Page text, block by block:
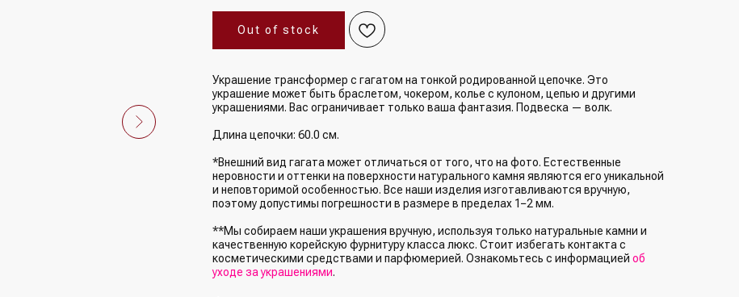
Out of stock
Украшение трансформер с гагатом на тонкой родированной цепочке. Это
украшение может быть браслетом, чокером, колье с кулоном, цепью и другими
украшениями. Вас ограничивает только ваша фантазия. Подвеска — волк.
Длина цепочки: 60.0 см.
*Внешний вид гагата может отличаться от того, что на фото. Естественные
неровности и оттенки на поверхности натурального камня являются его уникальной
и неповторимой особенностью. Все наши изделия изготавливаются вручную,
поэтому допустимы погрешности в размере в пределах 1−2 мм.
**Мы собираем наши украшения вручную, используя только натуральные камни и
качественную корейскую фурнитуру класса люкс. Стоит избегать контакта с
косметическими средствами и парфюмерией. Ознакомьтесь с информацией об
уходе за украшениями.